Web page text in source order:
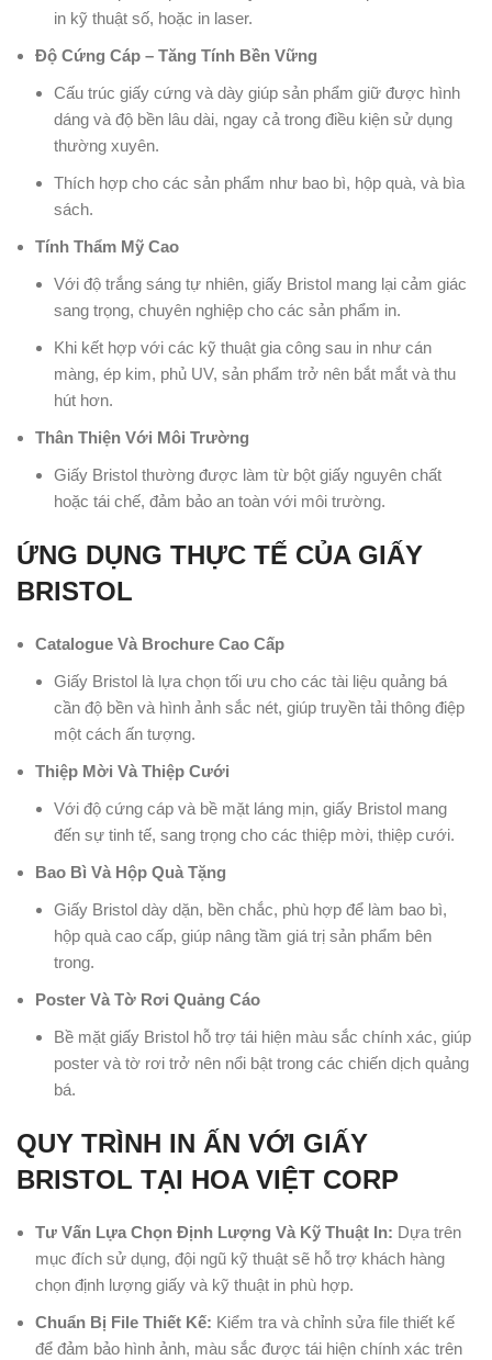
in kỹ thuật số, hoặc in laser.
Độ Cứng Cáp – Tăng Tính Bền Vững
Cấu trúc giấy cứng và dày giúp sản phẩm giữ được hình
dáng và độ bền lâu dài, ngay cả trong điều kiện sử dụng
thường xuyên.
Thích hợp cho các sản phẩm như bao bì, hộp quà, và bìa
sách.
Tính Thẩm Mỹ Cao
Với độ trắng sáng tự nhiên, giấy Bristol mang lại cảm giác
sang trọng, chuyên nghiệp cho các sản phẩm in.
Khi kết hợp với các kỹ thuật gia công sau in như cán
màng, ép kim, phủ UV, sản phẩm trở nên bắt mắt và thu
hút hơn.
Thân Thiện Với Môi Trường
Giấy Bristol thường được làm từ bột giấy nguyên chất
hoặc tái chế, đảm bảo an toàn với môi trường.
ỨNG DỤNG THỰC TẾ CỦA GIẤY
BRISTOL
Catalogue Và Brochure Cao Cấp
Giấy Bristol là lựa chọn tối ưu cho các tài liệu quảng bá
cần độ bền và hình ảnh sắc nét, giúp truyền tải thông điệp
một cách ấn tượng.
Thiệp Mời Và Thiệp Cưới
Với độ cứng cáp và bề mặt láng mịn, giấy Bristol mang
đến sự tinh tế, sang trọng cho các thiệp mời, thiệp cưới.
Bao Bì Và Hộp Quà Tặng
Giấy Bristol dày dặn, bền chắc, phù hợp để làm bao bì,
hộp quà cao cấp, giúp nâng tầm giá trị sản phẩm bên
trong.
Poster Và Tờ Rơi Quảng Cáo
Bề mặt giấy Bristol hỗ trợ tái hiện màu sắc chính xác, giúp
poster và tờ rơi trở nên nổi bật trong các chiến dịch quảng
bá.
QUY TRÌNH IN ẤN VỚI GIẤY
BRISTOL TẠI HOA VIỆT CORP
Tư Vấn Lựa Chọn Định Lượng Và Kỹ Thuật In: Dựa trên
mục đích sử dụng, đội ngũ kỹ thuật sẽ hỗ trợ khách hàng
chọn định lượng giấy và kỹ thuật in phù hợp.
Chuẩn Bị File Thiết Kế: Kiểm tra và chỉnh sửa file thiết kế
để đảm bảo hình ảnh, màu sắc được tái hiện chính xác trên